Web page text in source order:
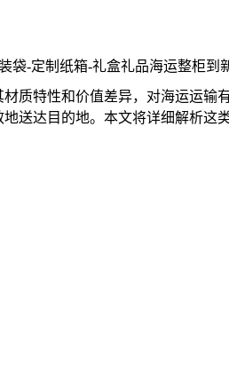
袋-定制纸箱-礼盒礼品海运整柜到
质特性和价值差异，对海运运输
送达目的地。本文将详细解析这